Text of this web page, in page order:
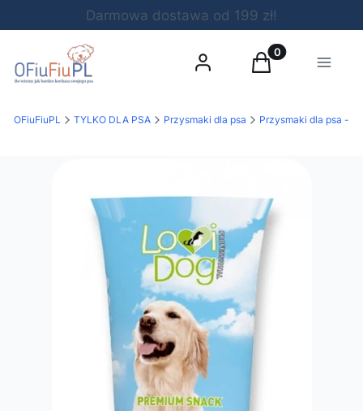
Darmowa dostawa od 199 zł!
Zaloguj sięProdukty w
Koszyk Menu
OFiuFiuPL TYLKO DLA PSA Przysmaki dla psa Przysmaki dla psa -